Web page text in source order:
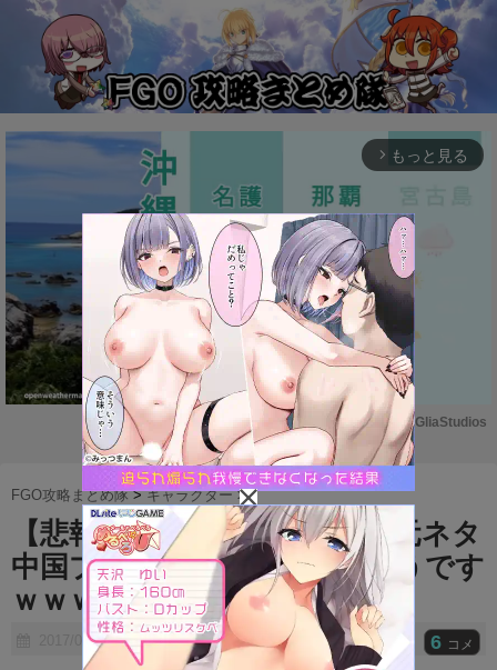
arrow_forward_ios もっと見る
M
u
t
e
Powered by GliaStudios
FGO攻略まとめ隊 >キャラクター >
【悲報】不夜城のアサシンに元ネタ
中国プレーヤーはお怒りのようです
ｗｗｗｗ
2017/07/09 6 コメ